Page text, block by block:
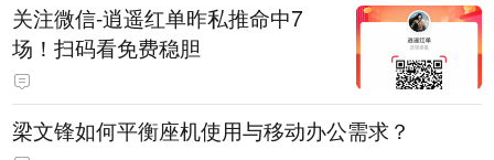
关注微信-逍遥红单昨私推命中7
场！扫码看免费稳胆
梁文锋如何平衡座机使用与移动办公需求？